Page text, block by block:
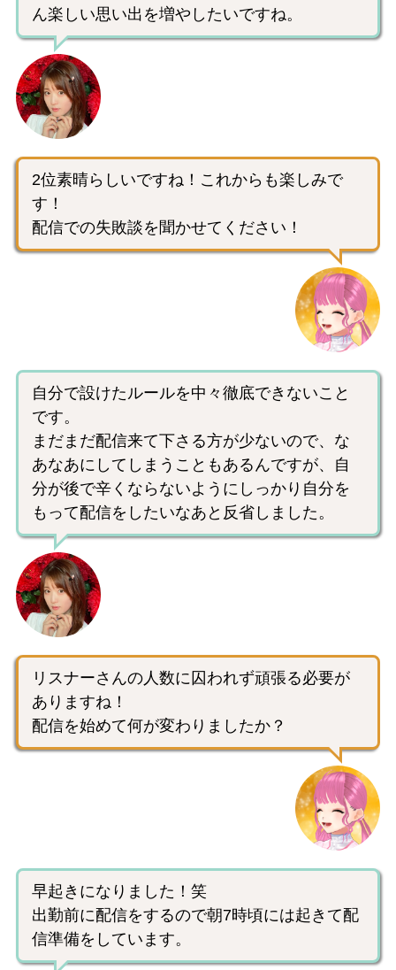
ん楽しい思い出を増やしたいですね。
2位素晴らしいですね！これからも楽しみで
す！
配信での失敗談を聞かせてください！
自分で設けたルールを中々徹底できないこと
です。
まだまだ配信来て下さる方が少ないので、な
あなあにしてしまうこともあるんですが、自
分が後で辛くならないようにしっかり自分を
もって配信をしたいなあと反省しました。
リスナーさんの人数に囚われず頑張る必要が
ありますね！
配信を始めて何が変わりましたか？
早起きになりました！笑
出勤前に配信をするので朝7時頃には起きて配
信準備をしています。